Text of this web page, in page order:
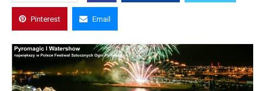
Pinterest Email